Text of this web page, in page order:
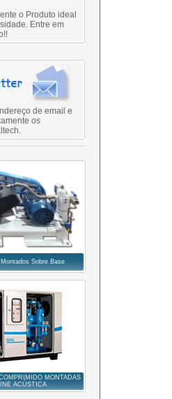
o Produto ideal
Entre em
de email e
os
Sobre Base
MONTADAS
ACÚSTICA